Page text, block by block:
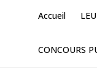
Accueil
CONCOURS